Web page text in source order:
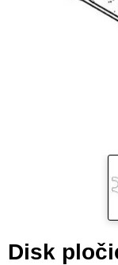
Disk